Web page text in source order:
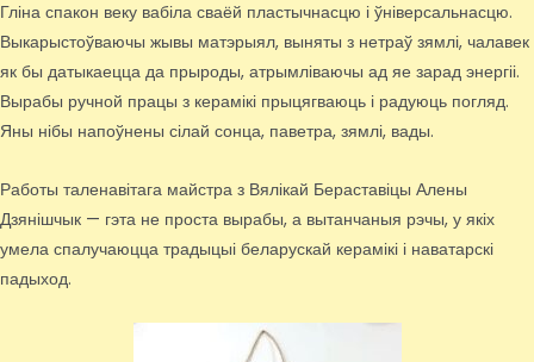
Гліна спакон веку вабіла сваёй пластычнасцю і ўніверсальнасцю.
Выкарыстоўваючы жывы матэрыял, выняты з нетраў зямлі, чалавек
як бы датыкаецца да прыроды, атрымліваючы ад яе зарад энергіі.
Вырабы ручной працы з керамікі прыцягваюць і радуюць погляд.
Яны нібы напоўнены сілай сонца, паветра, зямлі, вады.
Работы таленавітага майстра з Вялікай Бераставіцы Алены
Дзянішчык — гэта не проста вырабы, а вытанчаныя рэчы, у якіх
умела спалучаюцца традыцыі беларускай керамікі і наватарскі
падыход.